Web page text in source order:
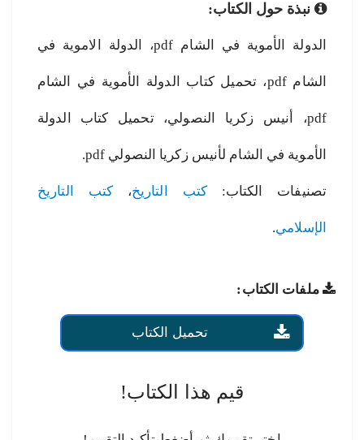
نبذة حول الكتاب:
الدولة الأموية في الشام pdf، الدولة الاموية في
الشام pdf، تحميل كتاب الدولة الأموية في الشام
pdf، أنيس زكريا النصولي، تحميل كتاب الدولة
الأموية في الشام لأنيس زكريا النصولي pdf.
تصنيفات الكتاب:كتب التاريخ،كتب التاريخ
الإسلامي.
ملفات الكتاب:
تحميل الكتاب
قيم هذا الكتاب!